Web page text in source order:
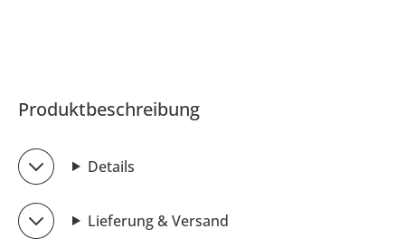
Produktbeschreibung
Details
Lieferung & Versand